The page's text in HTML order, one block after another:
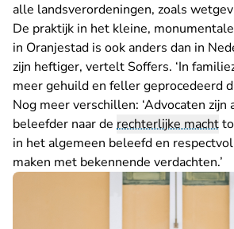
alle landsverordeningen, zoals
De praktijk in het kleine,
in Oranjestad is ook anders dan in
zijn heftiger, vertelt Soffers. ‘In
meer gehuild en feller geprocedeerd
Nog meer verschillen: ‘Advocaten zijn
beleefder naar de rechterlijke macht
in het algemeen beleefd en
maken met bekennende verdachten.’